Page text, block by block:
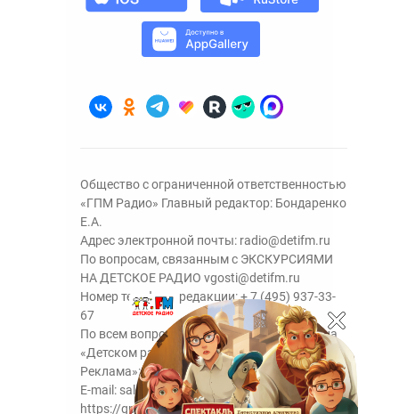
Общество с ограниченной ответственностью
«ГПМ Радио» Главный редактор: Бондаренко
Е.А.
Адрес электронной почты: radio@detifm.ru
По вопросам, связанным с ЭКСКУРСИЯМИ
НА ДЕТСКОЕ РАДИО vgosti@detifm.ru
Номер телефона редакции:+ 7 (495) 937-33-
67
По всем вопросам размещения рекламы на
«Детском радио» - сейлз-хаус «ГПМ
Реклама»:+7 (495) 921-40-41
E-mail: sales@gazprom-media.ru
https://gpmsaleshouse.ru/